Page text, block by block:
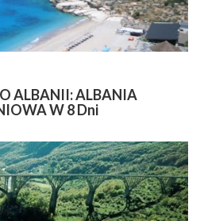
ALBANII: ALBANIA
W 8 Dni